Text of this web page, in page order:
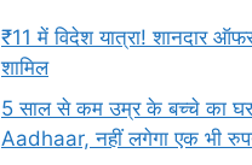
₹11 में विदेश यात्रा! शानदार
शामिल
5 साल से कम उम्र के बच्चे का घर
Aadhaar, नहीं लगेगा एक भी